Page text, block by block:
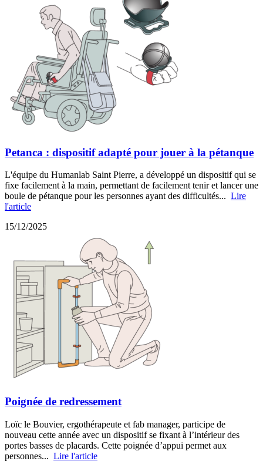
Petanca : dispositif adapté pour jouer à la pétanque
L'équipe du Humanlab Saint Pierre, a développé un dispositif qui se
fixe facilement à la main, permettant de facilement tenir et lancer une
boule de pétanque pour les personnes ayant des difficultés... Lire
l'article
15/12/2025
Poignée de redressement
Loïc le Bouvier, ergothérapeute et fab manager, participe de
nouveau cette année avec un dispositif se fixant à l’intérieur des
portes basses de placards. Cette poignée d’appui permet aux
personnes... Lire l'article